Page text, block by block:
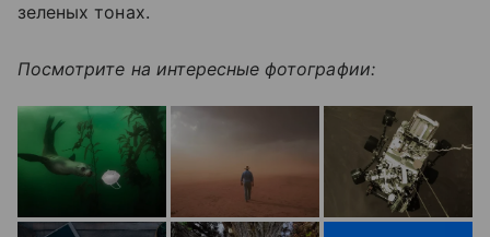
зеленых тонах.
Посмотрите на интересные фотографии: